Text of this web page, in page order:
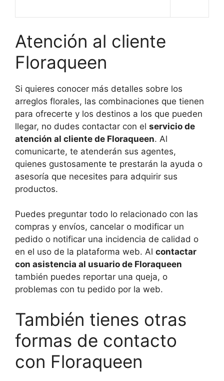
Atención al cliente
Floraqueen
Si quieres conocer más detalles sobre los
arreglos florales, las combinaciones que tienen
para ofrecerte y los destinos a los que pueden
llegar, no dudes contactar con el servicio de
atención al cliente de Floraqueen. Al
comunicarte, te atenderán sus agentes,
quienes gustosamente te prestarán la ayuda o
asesoría que necesites para adquirir sus
productos.
Puedes preguntar todo lo relacionado con las
compras y envíos, cancelar o modificar un
pedido o notificar una incidencia de calidad o
en el uso de la plataforma web. Al contactar
con asistencia al usuario de Floraqueen
también puedes reportar una queja, o
problemas con tu pedido por la web.
También tienes otras
formas de contacto
con Floraqueen